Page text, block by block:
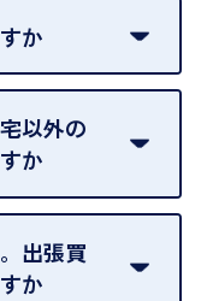
か
あってもご利用い
以外の
か
できません。ご指
となることが考
出張買
か